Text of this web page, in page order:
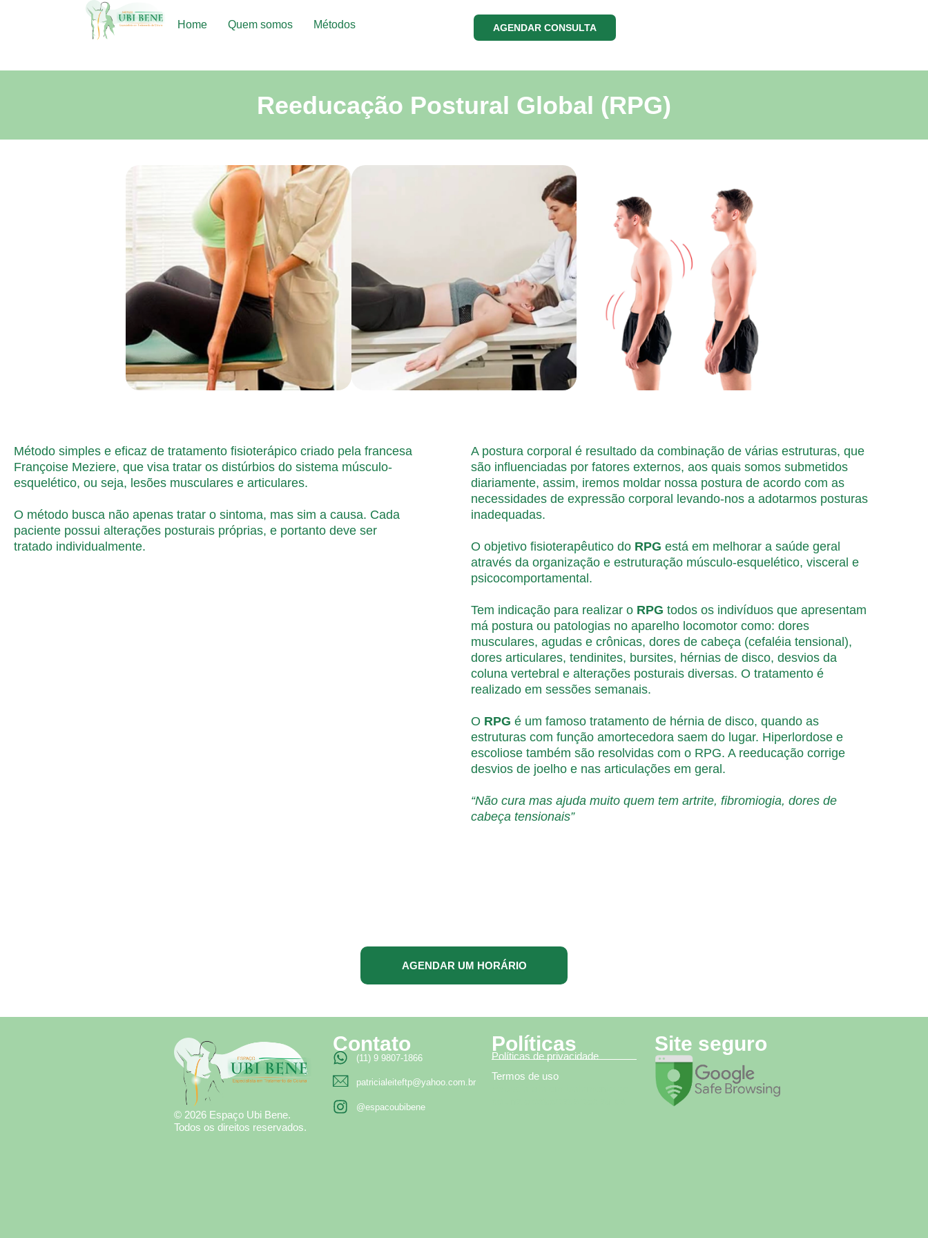
Home Quem somos Métodos AGENDAR CONSULTA
Reeducação Postural Global (RPG)
Método simples e eficaz de tratamento fisioterápico criado pela francesa
Françoise Meziere, que visa tratar os distúrbios do sistema músculo-
esquelético, ou seja, lesões musculares e articulares.
O método busca não apenas tratar o sintoma, mas sim a causa. Cada
paciente possui alterações posturais próprias, e portanto deve ser
tratado individualmente.
A postura corporal é resultado da combinação de várias estruturas, que
são influenciadas por fatores externos, aos quais somos submetidos
diariamente, assim, iremos moldar nossa postura de acordo com as
necessidades de expressão corporal levando-nos a adotarmos posturas
inadequadas.
O objetivo fisioterapêutico do RPG está em melhorar a saúde geral
através da organização e estruturação músculo-esquelético, visceral e
psicocomportamental.
Tem indicação para realizar o RPG todos os indivíduos que apresentam
má postura ou patologias no aparelho locomotor como: dores
musculares, agudas e crônicas, dores de cabeça (cefaléia tensional),
dores articulares, tendinites, bursites, hérnias de disco, desvios da
coluna vertebral e alterações posturais diversas. O tratamento é
realizado em sessões semanais.
O RPG é um famoso tratamento de hérnia de disco, quando as
estruturas com função amortecedora saem do lugar. Hiperlordose e
escoliose também são resolvidas com o RPG. A reeducação corrige
desvios de joelho e nas articulações em geral.
“Não cura mas ajuda muito quem tem artrite, fibromiogia, dores de
cabeça tensionais”
AGENDAR UM HORÁRIO
© 2026 Espaço Ubi Bene.
Todos os direitos reservados.
Contato
(11) 9 9807-1866
patricialeiteftp@yahoo.com.br
@espacoubibene
Políticas
Políticas de privacidade
Termos de uso
Site seguro